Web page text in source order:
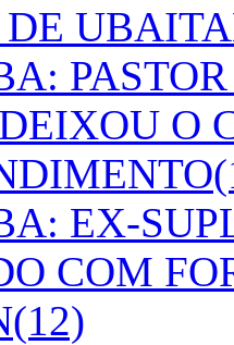
DE
O
EX-
COM